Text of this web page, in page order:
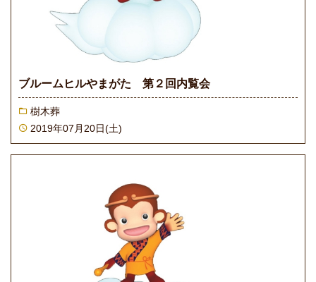
ブルームヒルやまがた 第２回内覧会
樹木葬
2019年07月20日(土)